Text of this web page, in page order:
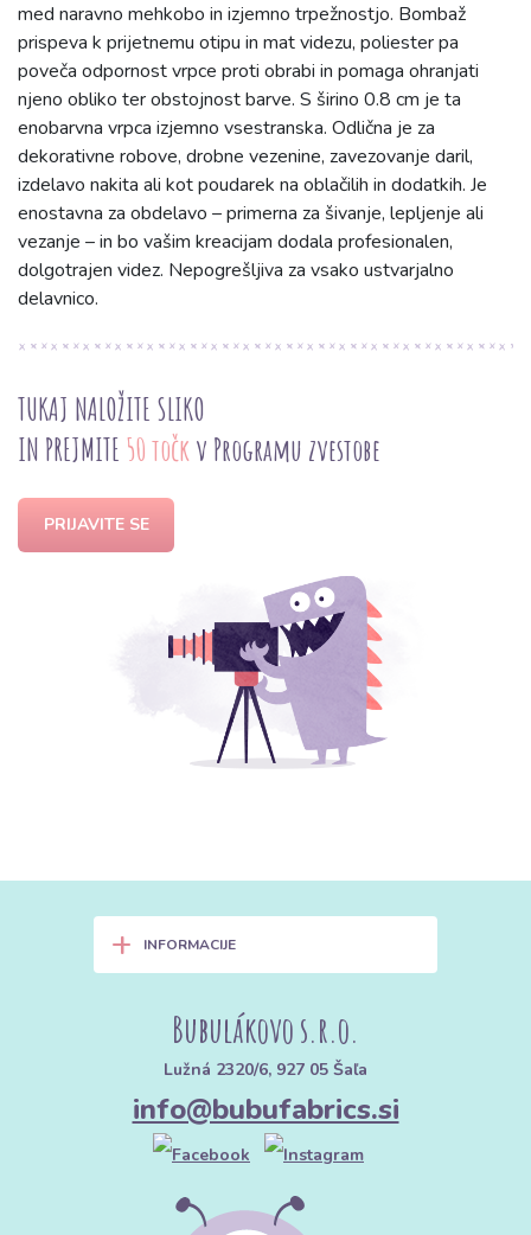
med naravno mehkobo in izjemno trpežnostjo. Bombaž
prispeva k prijetnemu otipu in mat videzu, poliester pa
poveča odpornost vrpce proti obrabi in pomaga ohranjati
njeno obliko ter obstojnost barve. S širino 0.8 cm je ta
enobarvna vrpca izjemno vsestranska. Odlična je za
dekorativne robove, drobne vezenine, zavezovanje daril,
izdelavo nakita ali kot poudarek na oblačilih in dodatkih. Je
enostavna za obdelavo – primerna za šivanje, lepljenje ali
vezanje – in bo vašim kreacijam dodala profesionalen,
dolgotrajen videz. Nepogrešljiva za vsako ustvarjalno
delavnico.
TUKAJ NALOŽITE SLIKO
IN PREJMITE 50 točk v Programu zvestobe
PRIJAVITE SE
+ INFORMACIJE
Bubulákovo s.r.o.
Lužná 2320/6, 927 05 Šaľa
info@bubufabrics.si